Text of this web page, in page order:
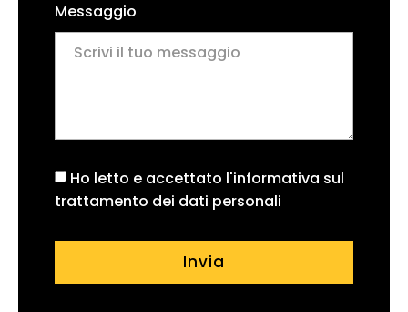
Messaggio
Ho letto e accettato l'informativa sul
trattamento dei dati personali
Invia